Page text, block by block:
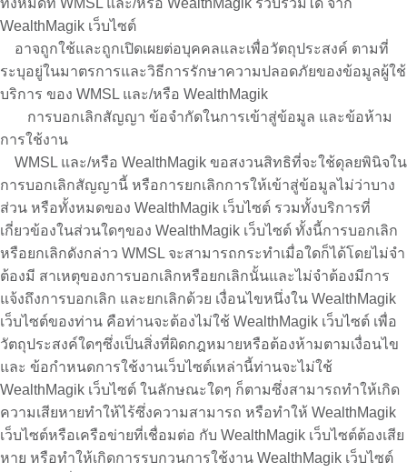
ทั้งหมดที่ WMSL และ/หรือ WealthMagik รวบรวมได้ จาก
WealthMagik เว็บไซต์
อาจถูกใช้และถูกเปิดเผยต่อบุคคลและเพื่อวัตถุประสงค์ ตามที่
ระบุอยู่ในมาตรการและวิธีการรักษาความปลอดภัยของข้อมูลผู้ใช้
บริการ ของ WMSL และ/หรือ WealthMagik
การบอกเลิกสัญญา ข้อจำกัดในการเข้าสู่ข้อมูล และข้อห้าม
การใช้งาน
WMSL และ/หรือ WealthMagik ขอสงวนสิทธิที่จะใช้ดุลยพินิจใน
การบอกเลิกสัญญานี้ หรือการยกเลิกการให้เข้าสู่ข้อมูลไม่ว่าบาง
ส่วน หรือทั้งหมดของ WealthMagik เว็บไซต์ รวมทั้งบริการที่
เกี่ยวข้องในส่วนใดๆของ WealthMagik เว็บไซต์ ทั้งนี้การบอกเลิก
หรือยกเลิกดังกล่าว WMSL จะสามารถกระทำเมื่อใดก็ได้โดยไม่จำ
ต้องมี สาเหตุของการบอกเลิกหรือยกเลิกนั้นและไม่จำต้องมีการ
แจ้งถึงการบอกเลิก และยกเลิกด้วย เงื่อนไขหนึ่งใน WealthMagik
เว็บไซต์ของท่าน คือท่านจะต้องไม่ใช้ WealthMagik เว็บไซต์ เพื่อ
วัตถุประสงค์ใดๆซึ่งเป็นสิ่งที่ผิดกฎหมายหรือต้องห้ามตามเงื่อนไข
และ ข้อกำหนดการใช้งานเว็บไซต์เหล่านี้ท่านจะไม่ใช้
WealthMagik เว็บไซต์ ในลักษณะใดๆ ก็ตามซึ่งสามารถทำให้เกิด
ความเสียหายทำให้ไร้ซึ่งความสามารถ หรือทำให้ WealthMagik
เว็บไซต์หรือเครือข่ายที่เชื่อมต่อ กับ WealthMagik เว็บไซต์ต้องเสีย
หาย หรือทำให้เกิดการรบกวนการใช้งาน WealthMagik เว็บไซต์